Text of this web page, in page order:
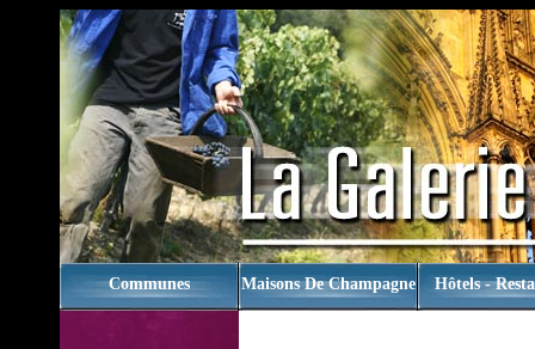
Communes Maisons De Champagne Hôtels -